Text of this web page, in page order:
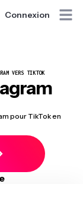
Connexion
VERS TIKTOK
pour TikTok en